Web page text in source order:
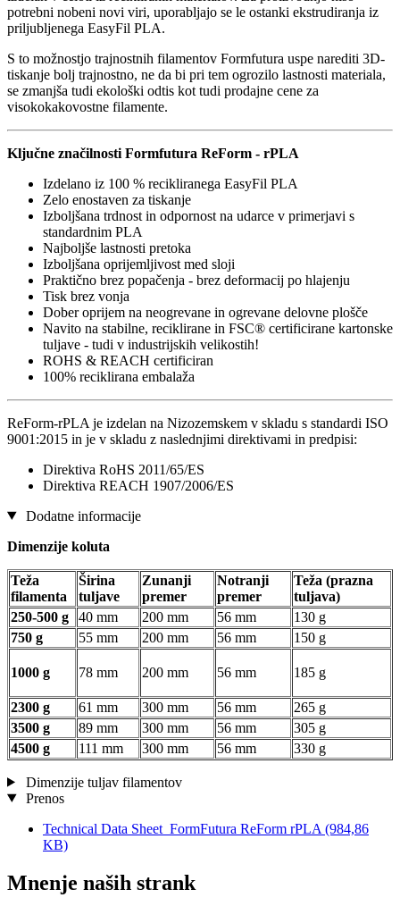
potrebni nobeni novi viri, uporabljajo se le ostanki ekstrudiranja iz
priljubljenega EasyFil PLA.
S to možnostjo trajnostnih filamentov Formfutura uspe narediti 3D-
tiskanje bolj trajnostno, ne da bi pri tem ogrozilo lastnosti materiala,
se zmanjša tudi ekološki odtis kot tudi prodajne cene za
visokokakovostne filamente.
Ključne značilnosti Formfutura ReForm - rPLA
Izdelano iz 100 % recikliranega EasyFil PLA
Zelo enostaven za tiskanje
Izboljšana trdnost in odpornost na udarce v primerjavi s
standardnim PLA
Najboljše lastnosti pretoka
Izboljšana oprijemljivost med sloji
Praktično brez popačenja - brez deformacij po hlajenju
Tisk brez vonja
Dober oprijem na neogrevane in ogrevane delovne plošče
Navito na stabilne, reciklirane in FSC® certificirane kartonske
tuljave - tudi v industrijskih velikostih!
ROHS & REACH certificiran
100% reciklirana embalaža
ReForm-rPLA je izdelan na Nizozemskem v skladu s standardi ISO
9001:2015 in je v skladu z naslednjimi direktivami in predpisi:
Direktiva RoHS 2011/65/ES
Direktiva REACH 1907/2006/ES
Dodatne informacije
Dimenzije koluta
Teža
filamenta
Širina
tuljave
Zunanji
premer
Notranji
premer
Teža (prazna
tuljava)
250-500 g
40 mm 200 mm 56 mm
130 g
750 g
55 mm 200 mm 56 mm 150 g
1000 g 78 mm 200 mm 56 mm 185 g
2300 g 61 mm 300 mm 56 mm
265 g
3500 g
89 mm 300 mm 56 mm
305 g
4500 g
111 mm 300 mm 56 mm 330 g
Dimenzije tuljav filamentov
Prenos
Technical Data Sheet_FormFutura ReForm rPLA (984,86
KB)
Mnenje naših strank